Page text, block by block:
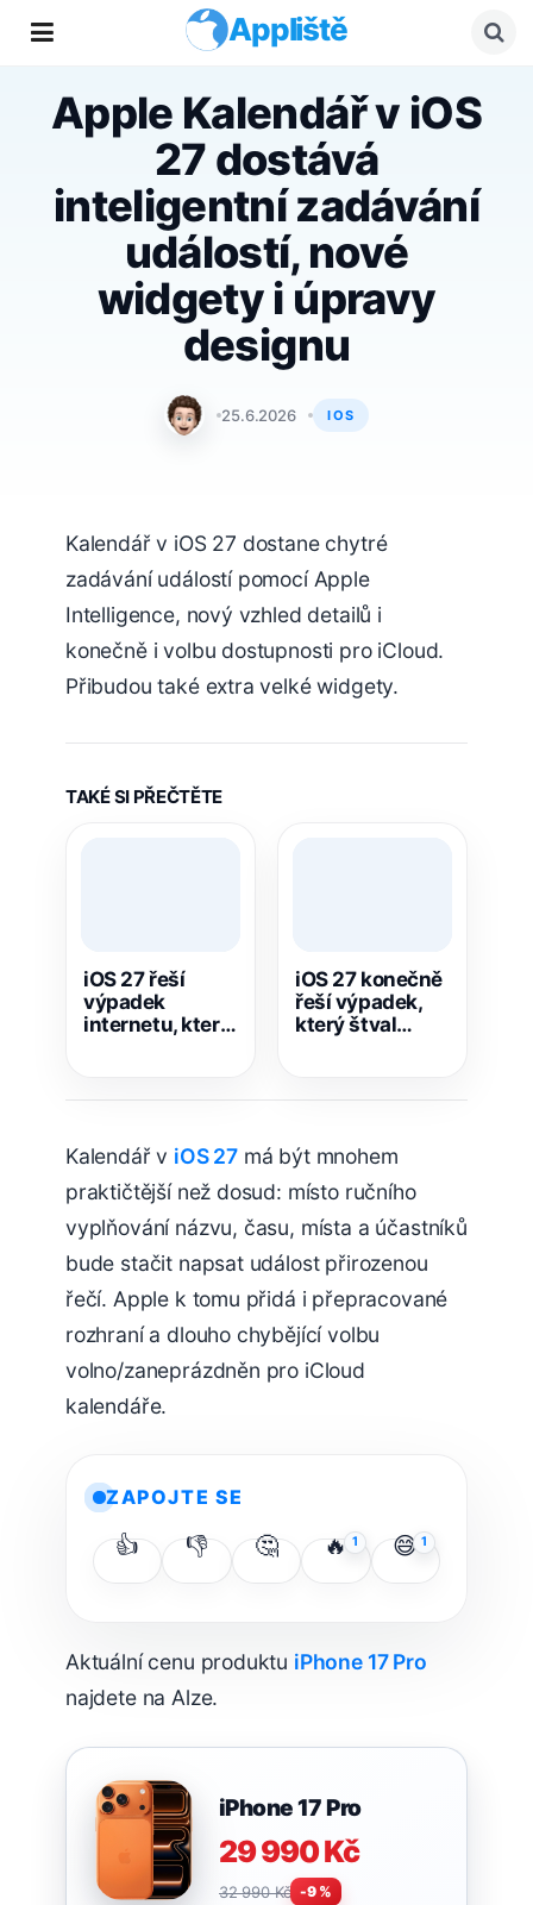
Appliště
Apple Kalendář v iOS
27 dostává
inteligentní zadávání
událostí, nové
widgety i úpravy
designu
Matyáš Kozák
25.6.2026 IOS
Kalendář v iOS 27 dostane chytré
zadávání událostí pomocí Apple
Intelligence, nový vzhled detailů i
konečně i volbu dostupnosti pro iCloud.
Přibudou také extra velké widgety.
TAKÉ SI PŘEČTĚTE
iOS 27 řeší
výpadek
internetu, který
iOS 27 konečně
řeší výpadek,
který štval
Kalendář v iOS 27 má být mnohem
praktičtější než dosud: místo ručního
vyplňování názvu, času, místa a účastníků
bude stačit napsat událost přirozenou
řečí. Apple k tomu přidá i přepracované
rozhraní a dlouho chybějící volbu
volno/zaneprázdněn pro iCloud
kalendáře.
ZAPOJTE SE
👍 👎 🤔 🔥 1 😅 1
Aktuální cenu produktu iPhone 17 Pro
najdete na Alze.
iPhone 17 Pro
29 990 Kč
32 990 Kč -9 %